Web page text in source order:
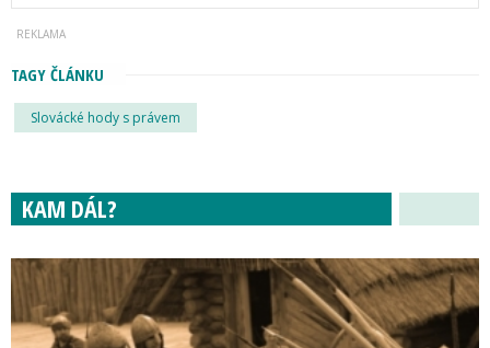
TAGY ČLÁNKU
Slovácké hody s právem
KAM DÁL?